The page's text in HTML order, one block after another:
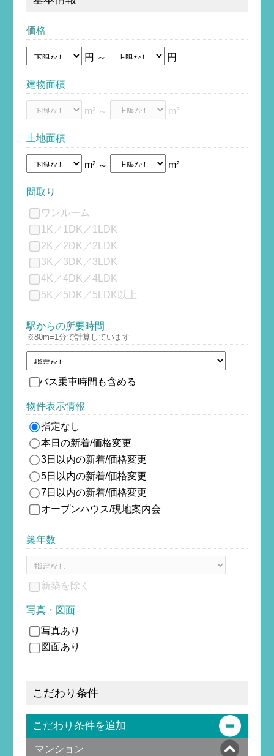
価格
円 ～ 円
建物面積
m² ～ m²
土地面積
m² ～ m²
間取り
ワンルーム
1K／1DK／1LDK
2K／2DK／2LDK
3K／3DK／3LDK
4K／4DK／4LDK
5K／5DK／5LDK以上
駅からの所要時間
※80m=1分で計算しています
バス乗車時間も含める
物件表示情報
指定なし
本日の新着/価格変更
3日以内の新着/価格変更
5日以内の新着/価格変更
7日以内の新着/価格変更
オープンハウス/現地案内会
築年数
新築を除 く
写真・図面
写真あり
図面あり
こだわり条件
こだわり条件を追加
マンション